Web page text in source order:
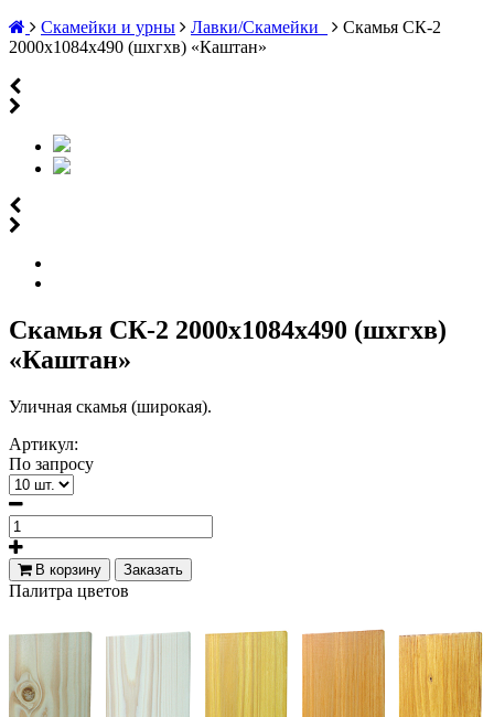
Скамейки и урны
Лавки/Скамейки_
Скамья СК-2
2000х1084х490 (шхгхв) «Каштан»
Скамья СК-2 2000х1084х490 (шхгхв)
«Каштан»
Уличная скамья (широкая).
Артикул:
По запросу
В корзину Заказать
Палитра цветов